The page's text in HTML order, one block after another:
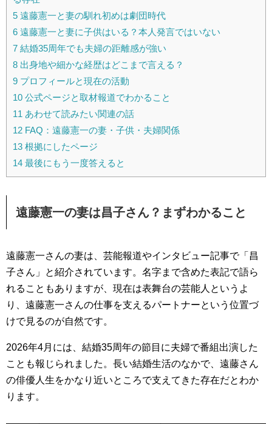
5 遠藤憲一と妻の馴れ初めは劇団時代
6 遠藤憲一と妻に子供はいる？本人発言ではいない
7 結婚35周年でも夫婦の距離感が強い
8 出身地や細かな経歴はどこまで言える？
9 プロフィールと現在の活動
10 公式ページと取材報道でわかること
11 あわせて読みたい関連の話
12 FAQ：遠藤憲一の妻・子供・夫婦関係
13 根拠にしたページ
14 最後にもう一度答えると
遠藤憲一の妻は昌子さん？まずわかること
遠藤憲一さんの妻は、芸能報道やインタビュー記事で「昌
子さん」と紹介されています。名字まで含めた表記で語ら
れることもありますが、現在は表舞台の芸能人というよ
り、遠藤憲一さんの仕事を支えるパートナーという位置づ
けで見るのが自然です。
2026年4月には、結婚35周年の節目に夫婦で番組出演した
ことも報じられました。長い結婚生活のなかで、遠藤さん
の俳優人生をかなり近いところで支えてきた存在だとわか
ります。